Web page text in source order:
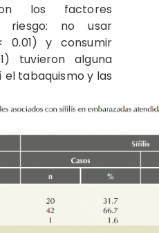
los factores
riesgo: no usar
0.01) y consumir
tuvieron alguna
el tabaquismo y las